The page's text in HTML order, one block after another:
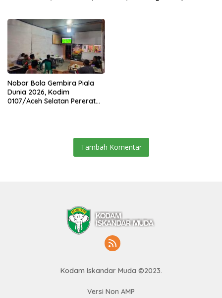
0104/Atim
Nobar Bola Gembira Piala
Dunia 2026, Kodim
0107/Aceh Selatan Pererat
Tambah Komentar
Kodam Iskandar Muda ©2023.
Versi Non AMP